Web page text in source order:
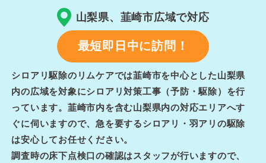
山梨県、韮崎市広域で対応
最短即日中に訪問！
シロアリ駆除のリムケアでは韮崎市を中心とした山梨県
内の広域を対象にシロアリ対策工事（予防・駆除）を行
っています。韮崎市内を含む山梨県内の対応エリアへす
ぐに伺いますので、急を要するシロアリ・羽アリの駆除
は安心してお任せください。
調査時の床下点検口の確認はスタッフが行いますので、